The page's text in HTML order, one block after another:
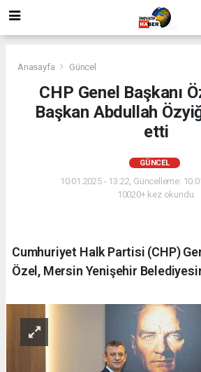
Anasayfa Güncel
CHP Genel Başkanı
Başkan Abdullah
etti
GÜNCEL
10.01.2025 - 13:22, Güncelleme:
10020+ kez okundu.
Cumhuriyet Halk Partisi (CHP)
Özel, Mersin Yenişehir